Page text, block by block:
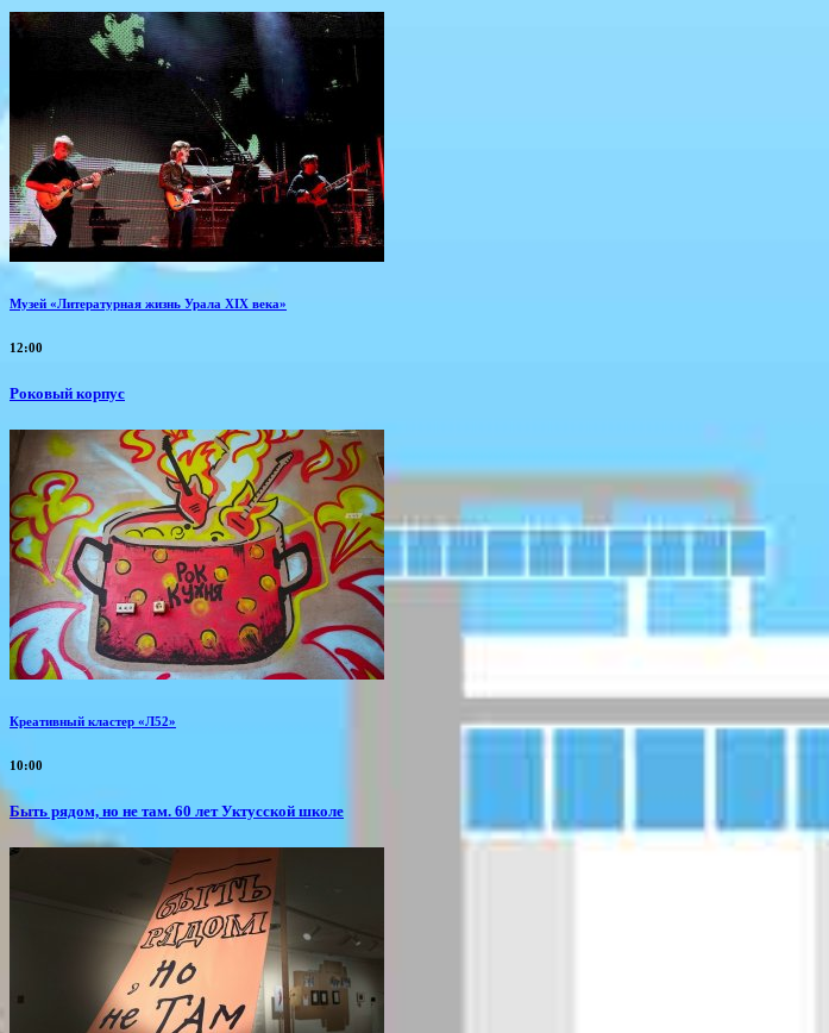
Музей «Литературная жизнь Урала XIX века»
12:00
Роковый корпус
Креативный кластер «Л52»
10:00
Быть рядом, но не там. 60 лет Уктусской школе